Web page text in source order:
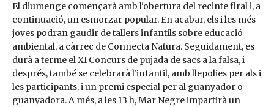
El diumenge començarà amb l'obertura del recinte firal i, a
continuació, un esmorzar popular. En acabar, els i les més
joves podran gaudir de tallers infantils sobre educació
ambiental, a càrrec de Connecta Natura. Seguidament, es
durà a terme el XI Concurs de pujada de sacs a la falsa, i
després, també se celebrarà l'infantil, amb llepolies per als i
les participants, i un premi especial per al guanyador o
guanyadora. A més, a les 13 h, Mar Negre impartirà un